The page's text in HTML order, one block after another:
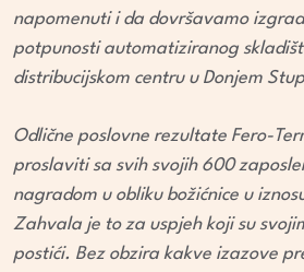
napomenuti i da dovršavamo
potpunosti automatiziranog
distribucijskom centru u Donjem
Odlične poslovne rezultate Fero-
proslaviti sa svih svojih 600
nagradom u obliku božićnice u
Zahvala je to za uspjeh koji su
postići. Bez obzira kakve izazove